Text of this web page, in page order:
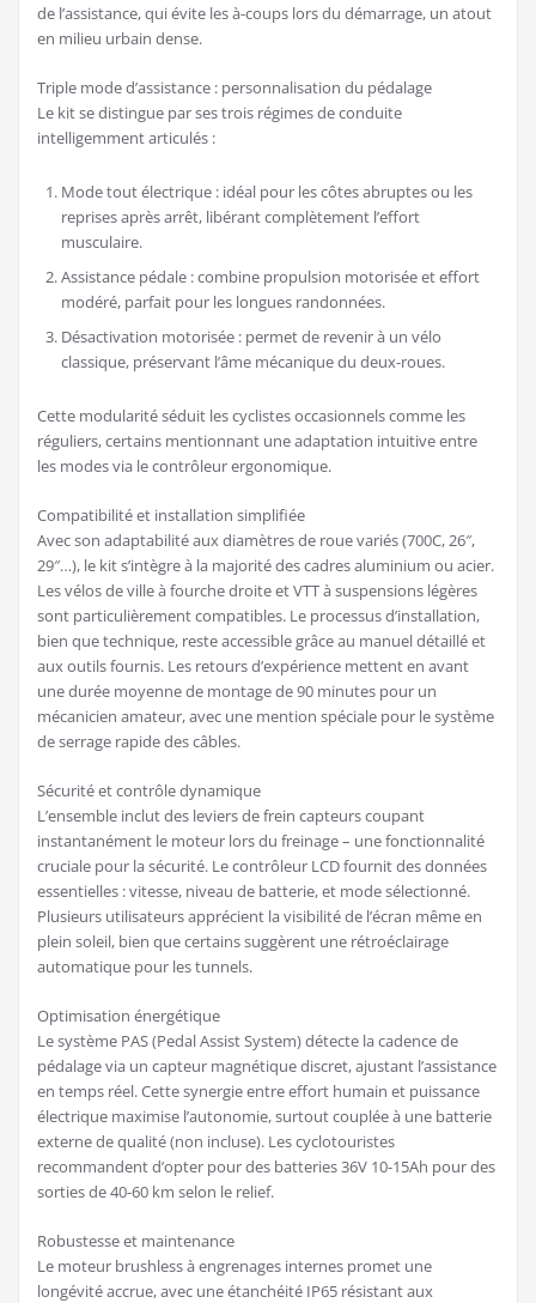
de l’assistance, qui évite les à-coups lors du démarrage, un atout
en milieu urbain dense.
Triple mode d’assistance : personnalisation du pédalage
Le kit se distingue par ses trois régimes de conduite
intelligemment articulés :
Mode tout électrique : idéal pour les côtes abruptes ou les
reprises après arrêt, libérant complètement l’effort
musculaire.
Assistance pédale : combine propulsion motorisée et effort
modéré, parfait pour les longues randonnées.
Désactivation motorisée : permet de revenir à un vélo
classique, préservant l’âme mécanique du deux-roues.
Cette modularité séduit les cyclistes occasionnels comme les
réguliers, certains mentionnant une adaptation intuitive entre
les modes via le contrôleur ergonomique.
Compatibilité et installation simplifiée
Avec son adaptabilité aux diamètres de roue variés (700C, 26″,
29″…), le kit s’intègre à la majorité des cadres aluminium ou acier.
Les vélos de ville à fourche droite et VTT à suspensions légères
sont particulièrement compatibles. Le processus d’installation,
bien que technique, reste accessible grâce au manuel détaillé et
aux outils fournis. Les retours d’expérience mettent en avant
une durée moyenne de montage de 90 minutes pour un
mécanicien amateur, avec une mention spéciale pour le système
de serrage rapide des câbles.
Sécurité et contrôle dynamique
L’ensemble inclut des leviers de frein capteurs coupant
instantanément le moteur lors du freinage – une fonctionnalité
cruciale pour la sécurité. Le contrôleur LCD fournit des données
essentielles : vitesse, niveau de batterie, et mode sélectionné.
Plusieurs utilisateurs apprécient la visibilité de l’écran même en
plein soleil, bien que certains suggèrent une rétroéclairage
automatique pour les tunnels.
Optimisation énergétique
Le système PAS (Pedal Assist System) détecte la cadence de
pédalage via un capteur magnétique discret, ajustant l’assistance
en temps réel. Cette synergie entre effort humain et puissance
électrique maximise l’autonomie, surtout couplée à une batterie
externe de qualité (non incluse). Les cyclotouristes
recommandent d’opter pour des batteries 36V 10-15Ah pour des
sorties de 40-60 km selon le relief.
Robustesse et maintenance
Le moteur brushless à engrenages internes promet une
longévité accrue, avec une étanchéité IP65 résistant aux